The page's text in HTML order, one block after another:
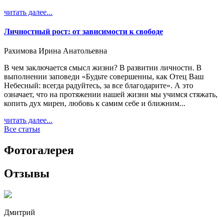
читать далее...
Личностный рост: от зависимости к свободе
Рахимова Ирина Анатольевна
В чем заключается смысл жизни? В развитии личности. В
выполнении заповеди «Будьте совершенны, как Отец Ваш
Небесный: всегда радуйтесь, за все благодарите». А это
означает, что на протяжении нашей жизни мы учимся стяжать,
копить дух мирен, любовь к самим себе и ближним...
читать далее...
Все статьи
Фотогалерея
Отзывы
Дмитрий